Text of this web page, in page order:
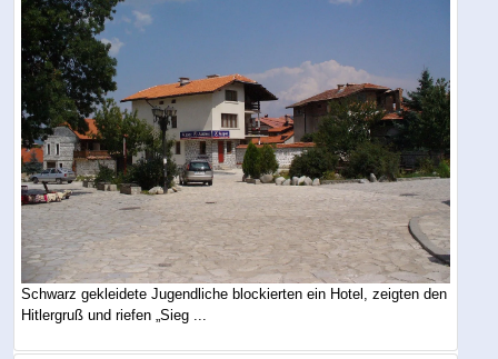
Schwarz gekleidete Jugendliche blockierten ein Hotel, zeigten den
Hitlergruß und riefen „Sieg ...